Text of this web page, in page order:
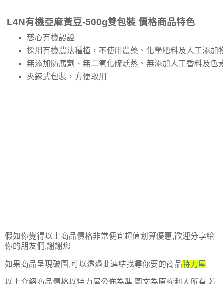
L4N有機亞麻黃豆-500g雙包裝 價格商品特色
慈心有機認證
採用有機農法種植，不使用農藥、化學肥料及人工添加
無添加防腐劑、無二氧化硫燻蒸、無添加人工香料及色
夾鍊式包裝，方便取用
假如你覺得以上商品價格非常便宜超值划算優惠,歡迎分享給
你的朋友們,謝謝您
如果商品呈現破圖,可以透過此連結找尋你要的商品特力屋
以上介紹商品價格以特力屋公佈為準,圖文為原權利人所有,若